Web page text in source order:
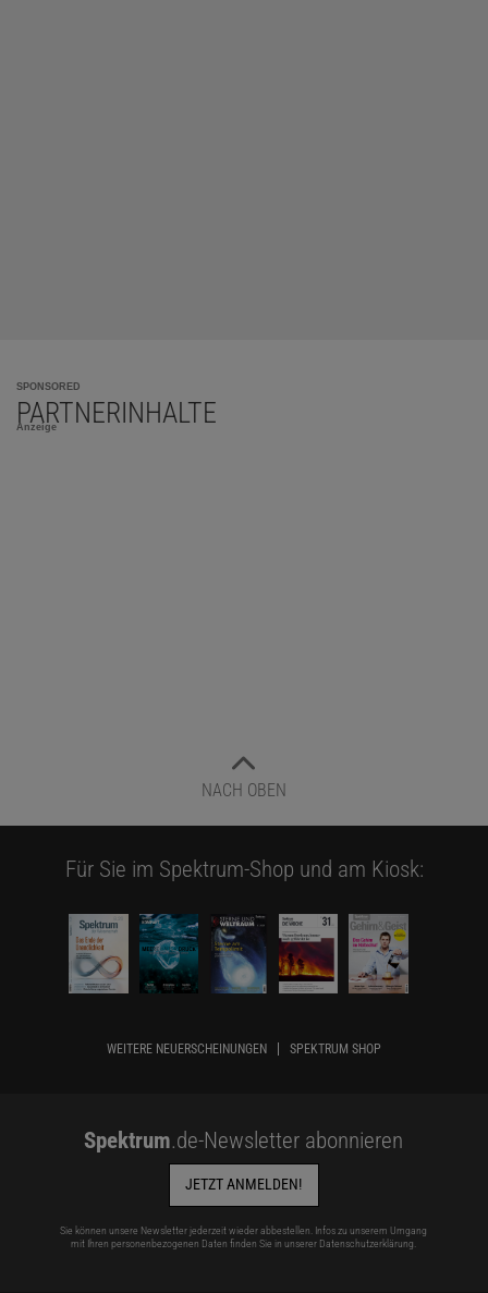
SPONSORED
PARTNERINHALTE
Anzeige
NACH OBEN
Für Sie im Spektrum-Shop und am Kiosk:
WEITERE NEUERSCHEINUNGEN SPEKTRUM SHOP
Spektrum.de-Newsletter abonnieren
JETZT ANMELDEN!
Sie können unsere Newsletter jederzeit wieder abbestellen. Infos zu unserem Umgang
mit Ihren personenbezogenen Daten finden Sie in unserer Datenschutzerklärung.